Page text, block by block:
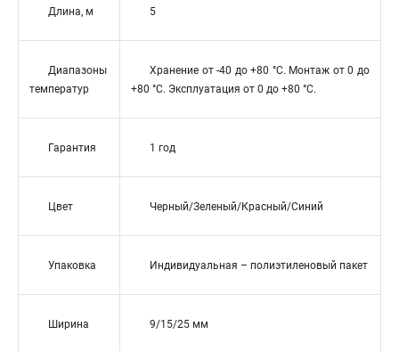
Длина, м 5
Диапазоны
температур
Хранение от -40 до +80 °С. Монтаж от 0 до
+80 °С. Эксплуатация от 0 до +80 °С.
Гарантия 1 год
Цвет Черный/Зеленый/Красный/Синий
Упаковка Индивидуальная – полиэтиленовый пакет
Ширина 9/15/25 мм